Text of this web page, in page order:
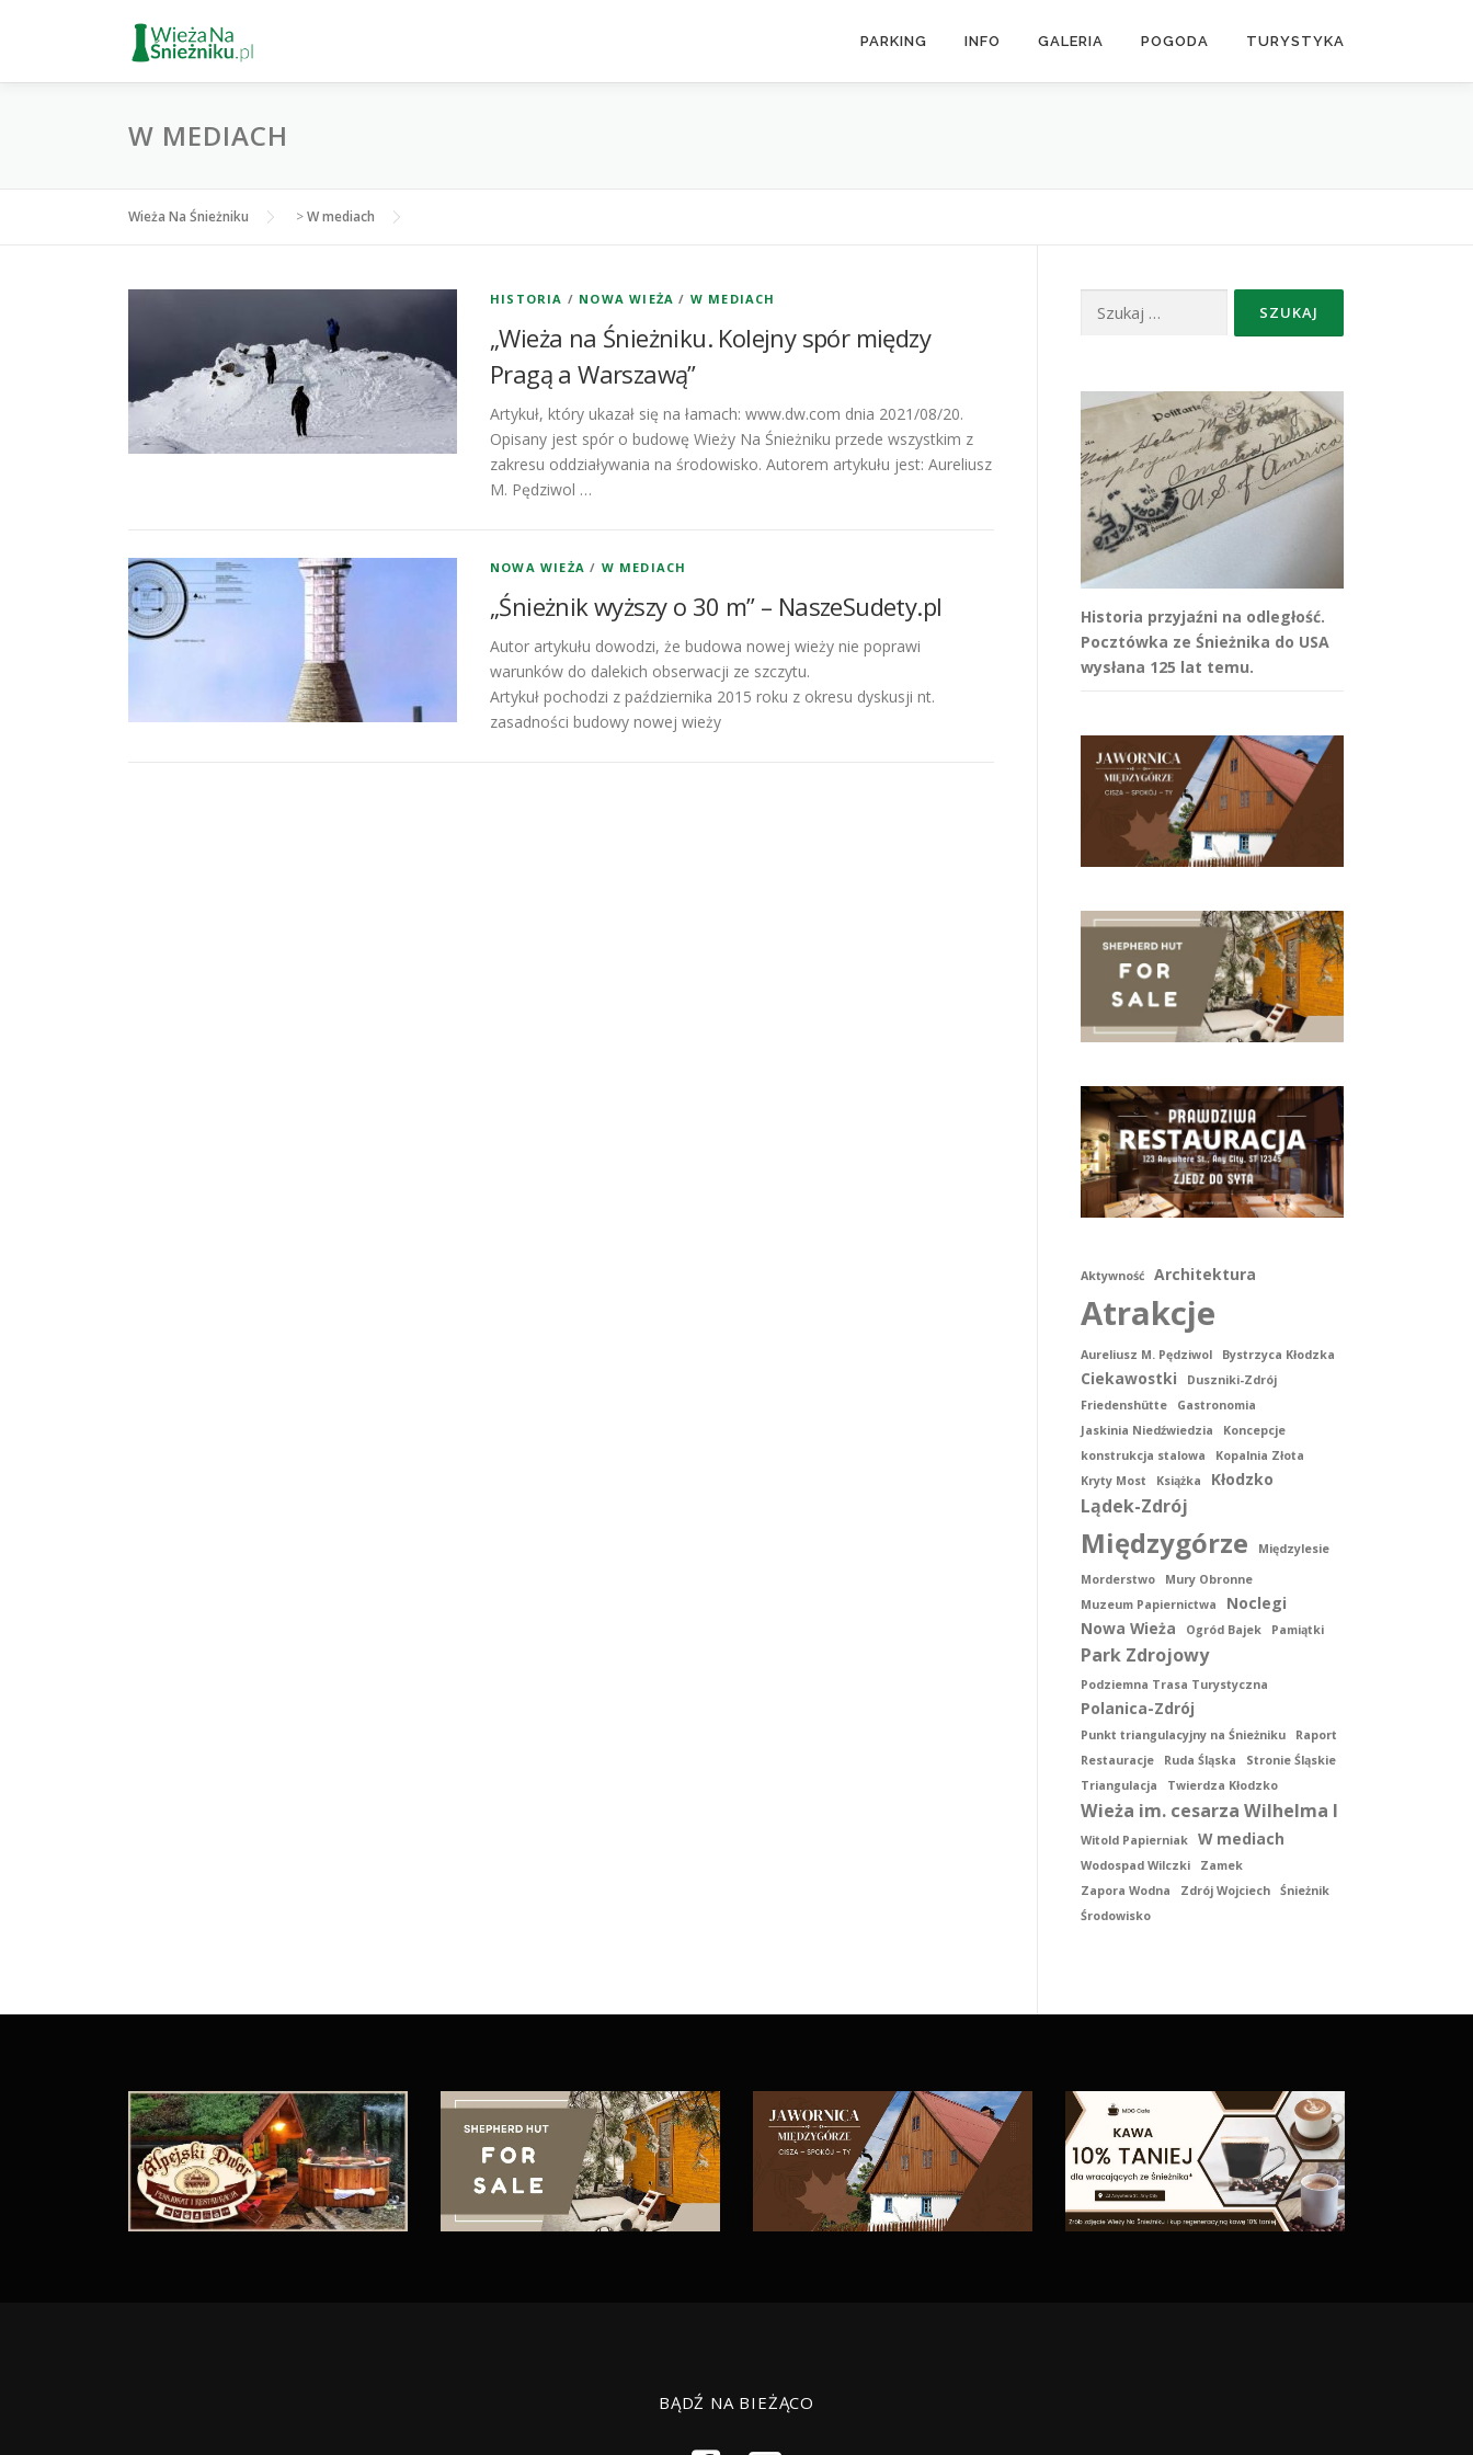
PARKING INFO GALERIA POGODA TURYSTYKA
W MEDIACH
Wieża Na Śnieżniku >W mediach
HISTORIA / NOWA WIEŻA / W MEDIACH
„Wieża na Śnieżniku. Kolejny spór między
Pragą a Warszawą”
Artykuł, który ukazał się na łamach: www.dw.com dnia 2021/08/20.
Opisany jest spór o budowę Wieży Na Śnieżniku przede wszystkim z
zakresu oddziaływania na środowisko. Autorem artykułu jest: Aureliusz
M. Pędziwol …
NOWA WIEŻA / W MEDIACH
„Śnieżnik wyższy o 30 m” – NaszeSudety.pl
Autor artykułu dowodzi, że budowa nowej wieży nie poprawi
warunków do dalekich obserwacji ze szczytu.
Artykuł pochodzi z października 2015 roku z okresu dyskusji nt.
zasadności budowy nowej wieży
Historia przyjaźni na odległość.
Pocztówka ze Śnieżnika do USA
wysłana 125 lat temu.
Aktywność Architektura
Atrakcje
Aureliusz M. Pędziwol Bystrzyca Kłodzka
Ciekawostki
Duszniki-Zdrój
Friedenshütte
Gastronomia
Jaskinia Niedźwiedzia
Koncepcje
konstrukcja stalowa
Kopalnia Złota
Kryty Most
Książka Kłodzko
Lądek-Zdrój
Międzygórze
Międzylesie
Morderstwo
Mury Obronne
Muzeum Papiernictwa
Noclegi
Nowa Wieża
Ogród Bajek Pamiątki
Park Zdrojowy
Podziemna Trasa Turystyczna
Polanica-Zdrój
Punkt triangulacyjny na Śnieżniku
Raport
Restauracje
Ruda Śląska
Stronie Śląskie
Triangulacja
Twierdza Kłodzko
Wieża im. cesarza Wilhelma I
Witold Papierniak W mediach
Wodospad Wilczki
Zamek
Zapora Wodna
Zdrój Wojciech
Śnieżnik
Środowisko
BĄDŹ NA BIEŻĄCO